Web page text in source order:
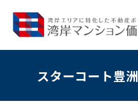
スターコート豊洲